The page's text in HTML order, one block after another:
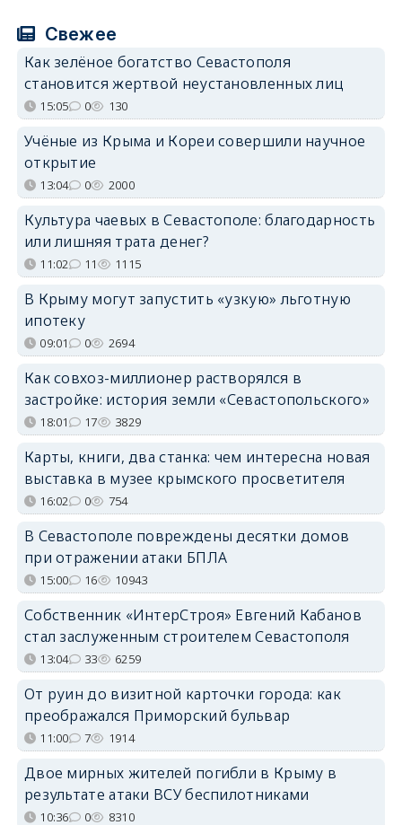
Свежее
Как зелёное богатство Севастополя
становится жертвой неустановленных лиц
15:05 0 130
Учёные из Крыма и Кореи совершили научное
открытие
13:04 0 2000
Культура чаевых в Севастополе: благодарность
или лишняя трата денег?
11:02 11 1115
В Крыму могут запустить «узкую» льготную
ипотеку
09:01 0 2694
Как совхоз-миллионер растворялся в
застройке: история земли «Севастопольского»
18:01 17 3829
Карты, книги, два станка: чем интересна новая
выставка в музее крымского просветителя
16:02 0 754
В Севастополе повреждены десятки домов
при отражении атаки БПЛА
15:00 16 10943
Собственник «ИнтерСтроя» Евгений Кабанов
стал заслуженным строителем Севастополя
13:04 33 6259
От руин до визитной карточки города: как
преображался Приморский бульвар
11:00 7 1914
Двое мирных жителей погибли в Крыму в
результате атаки ВСУ беспилотниками
10:36 0 8310